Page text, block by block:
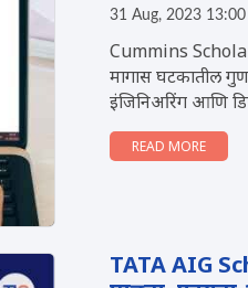
31 Aug, 2023 13:00
Cummins
मागास घटकातील
इंजिनिअरिंग आणि
READ MORE
TATA AIG